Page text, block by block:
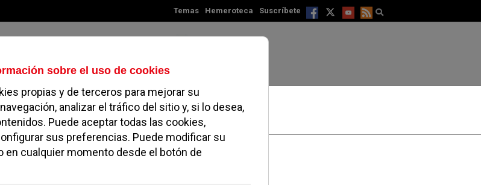
Temas Hemeroteca Suscríbete
Viernes, 07 de agosto de 2026
NOROESTE SOCIEDAD MAGAZINE SERVICIOS